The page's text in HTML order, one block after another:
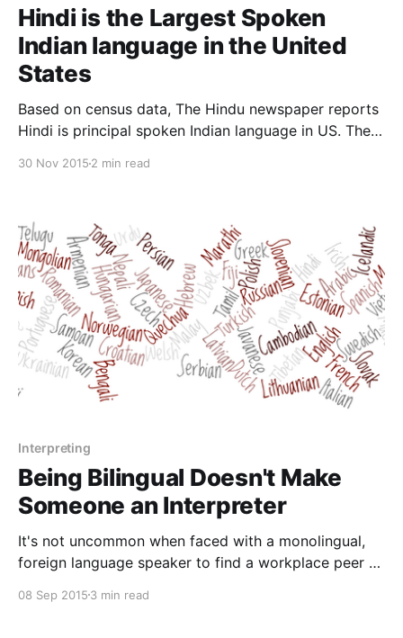
Hindi is the Largest Spoken
Indian language in the United
States
Based on census data, The Hindu newspaper reports
Hindi is principal spoken Indian language in US. The
time the tabulation has extended beyond 39 since
the tabulation'
30 Nov 2015 2 min read
Interpreting
Being Bilingual Doesn't Make
Someone an Interpreter
It's not uncommon when faced with a monolingual,
foreign language speaker to find a workplace peer or
available bilingual employee available to serve as an
08 Sep 2015 3 min read